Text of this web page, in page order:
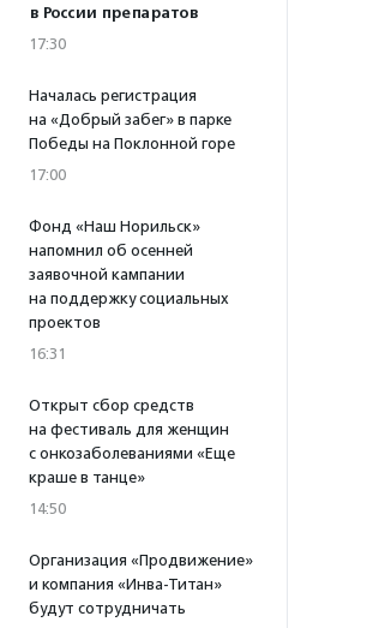
в России препаратов
17:30
Началась регистрация
на «Добрый забег» в парке
Победы на Поклонной горе
17:00
Фонд «Наш Норильск»
напомнил об осенней
заявочной кампании
на поддержку социальных
проектов
16:31
Открыт сбор средств
на фестиваль для женщин
с онкозаболеваниями «Еще
краше в танце»
14:50
Организация «Продвижение»
и компания «Инва-Титан»
будут сотрудничать